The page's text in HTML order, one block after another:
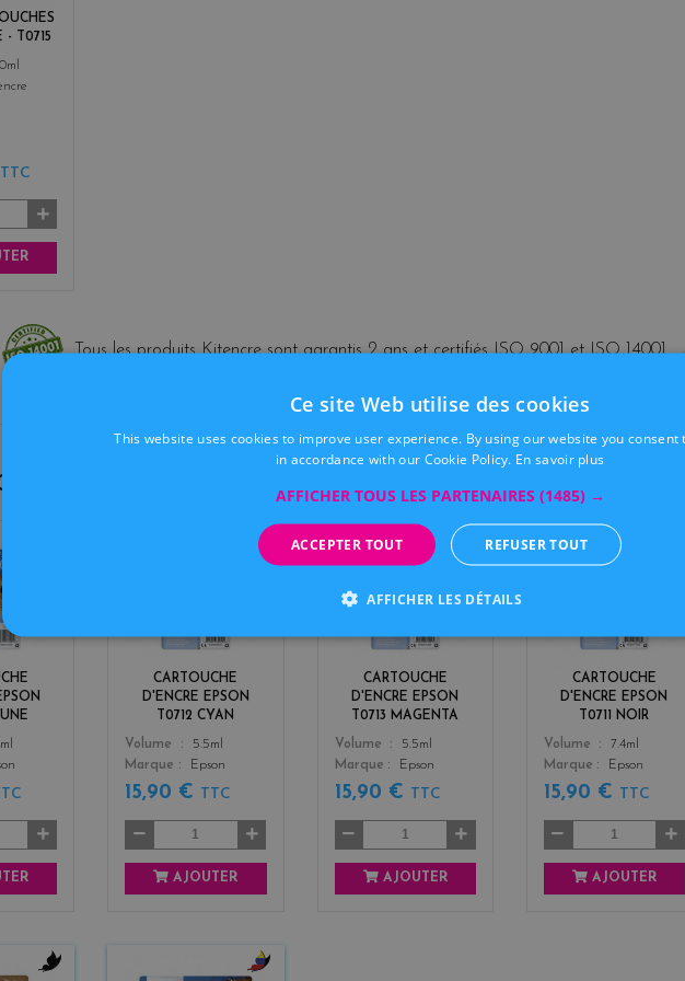
- T0715
3
TTC
Tous les produits Kitencre sont garantis 2 ans et certifiés ISO 9001 et ISO 14001
ORIGINALES -
CARTOUCHE
D'ENCRE EPSON
T0712 CYAN
Color
Volume
5.5ml
Marque
Epson
15,90 € TTC
AJOUTER
CARTOUCHE
D'ENCRE EPSON
T0713 MAGENTA
Color
m
g
Volume
5.5ml
Marque
Epson
15,90 € TTC
AJOUTER
CARTOUCHE
D'ENCRE EPSON
T0711 NOIR
Color
Volume
7.4ml
Marque
Epson
15,90 € TTC
AJOUTER
Ce site Web utilise des cookies
This website uses cookies to improve user experience. By using our website you consent
in accordance with our Cookie Policy. En savoir plus
AFFICHER TOUS LES PARTENAIRES (1485) →
ACCEPTER TOUT REFUSER TOUT
AFFICHER LES DÉTAILS